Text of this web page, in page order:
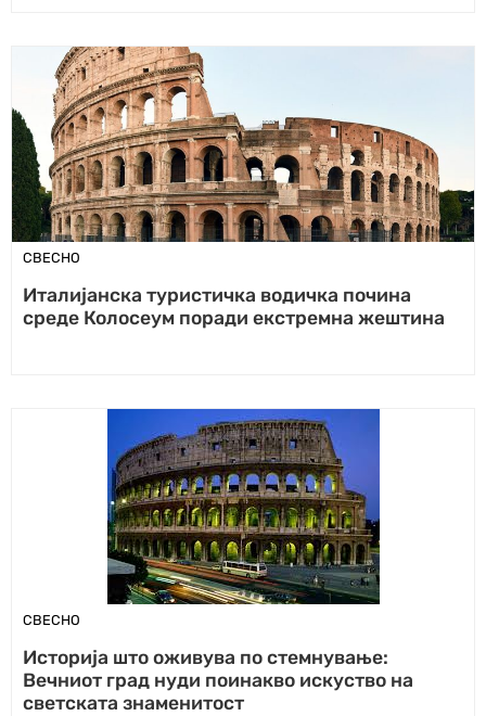
СВЕСНО
Италијанска туристичка водичка почина
среде Колосеум поради екстремна жештина
СВЕСНО
Историја што оживува по стемнување:
Вечниот град нуди поинакво искуство на
светската знаменитост